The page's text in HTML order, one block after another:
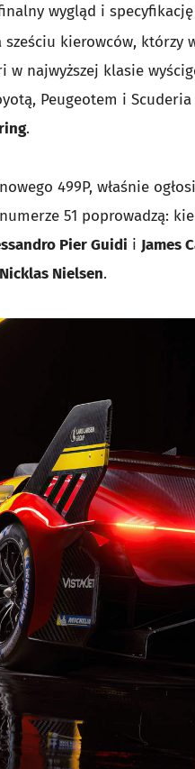
wygląd i
sześciu kierowców, którzy
najwyższej klasie
Peugeotem i
.
499P, właśnie
51 poprowadzą:
Pier Guidi i James
Nielsen.